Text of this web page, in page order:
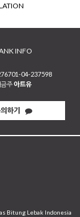
INFO
04-237598
주아트유
하기
Bitung Lebak Indonesia